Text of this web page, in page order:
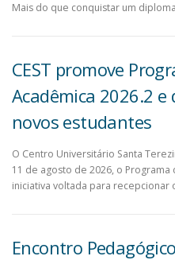
Mais do que conquistar um
CEST promove
Acadêmica 2026.2
novos estudantes
O Centro Universitário Santa
11 de agosto de 2026, o Programa
iniciativa voltada para recepcionar
Encontro